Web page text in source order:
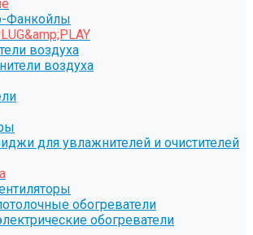
Фанкойлы
воздуха
воздуха
для увлажнителей и очистителей
обогреватели
обогреватели